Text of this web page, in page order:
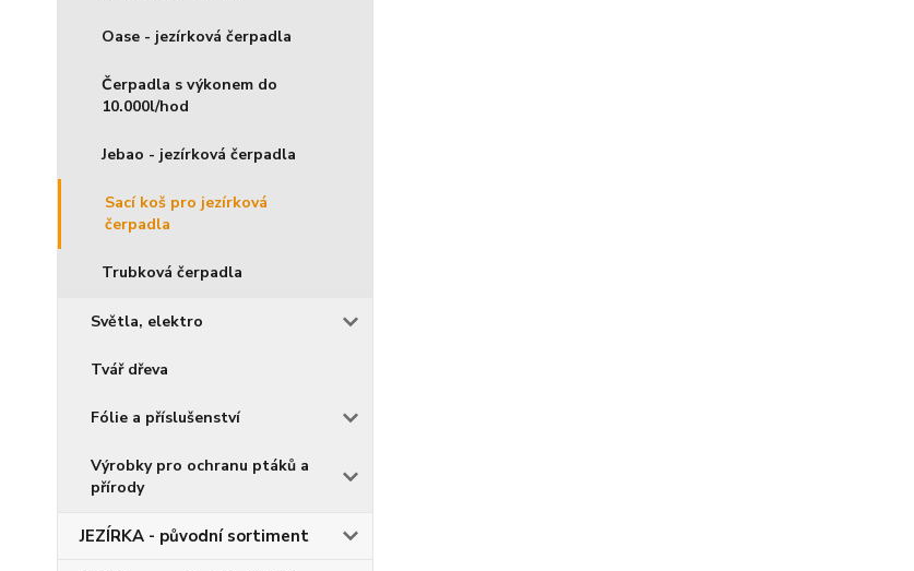
Oase - jezírková čerpadla
Čerpadla s výkonem do
10.000l/hod
Jebao - jezírková čerpadla
Sací koš pro jezírková
čerpadla
Trubková čerpadla
Světla, elektro
Tvář dřeva
Fólie a příslušenství
Výrobky pro ochranu ptáků a
přírody
JEZÍRKA - původní sortiment